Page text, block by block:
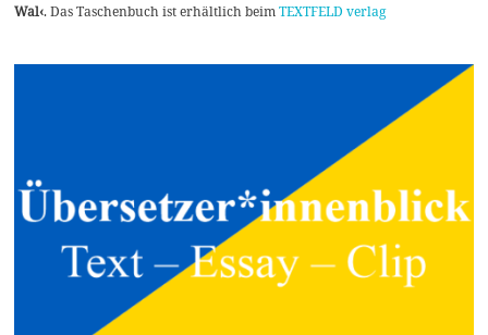
Wal‹. Das Taschenbuch ist erhältlich beimTEXTFELD verlag